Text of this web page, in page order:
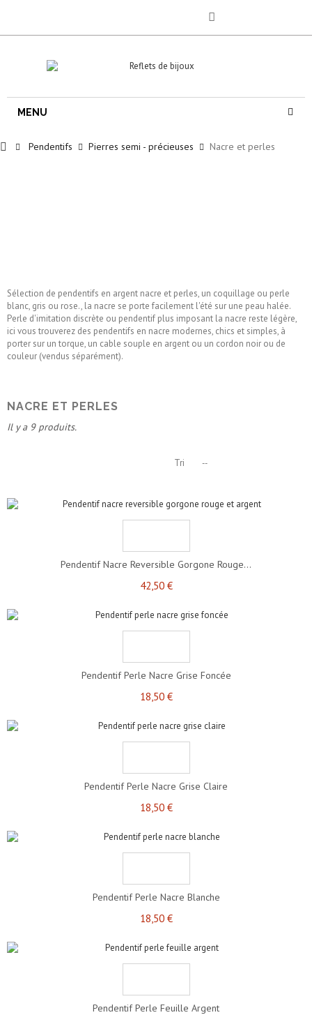
MENU
Pendentifs Pierres semi - précieuses Nacre et perles
Sélection de pendentifs en argent nacre et perles, un coquillage ou perle
blanc, gris ou rose., la nacre se porte facilement l'été sur une peau halée.
Perle d'imitation discrète ou pendentif plus imposant la nacre reste légère,
ici vous trouverez des pendentifs en nacre modernes, chics et simples, à
porter sur un torque, un cable souple en argent ou un cordon noir ou de
couleur (vendus séparément).
NACRE ET PERLES
Il y a 9 produits.
Tri --
Pendentif Nacre Reversible Gorgone Rouge...
42,50 €
Pendentif Perle Nacre Grise Foncée
18,50 €
Pendentif Perle Nacre Grise Claire
18,50 €
Pendentif Perle Nacre Blanche
18,50 €
Pendentif Perle Feuille Argent